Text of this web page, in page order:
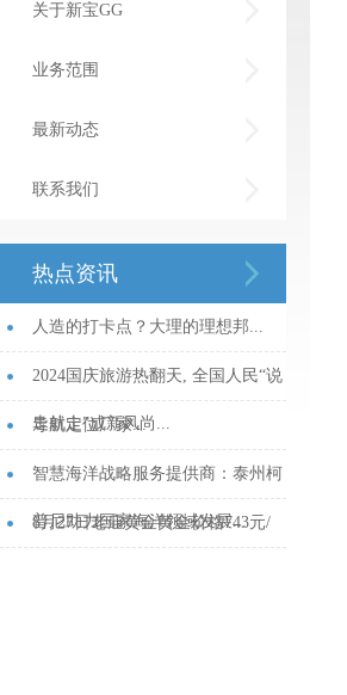
关于新宝GG
业务范围
最新动态
联系我们
热点资讯
人造的打卡点？大理的理想邦...
2024国庆旅游热翻天, 全国人民“说
走就走”成新风尚...
导航定位厂家...
智慧海洋战略服务提供商：泰州柯
普尼助力国家海洋领域发展...
8月27日老庙黄金黄金价格743元/